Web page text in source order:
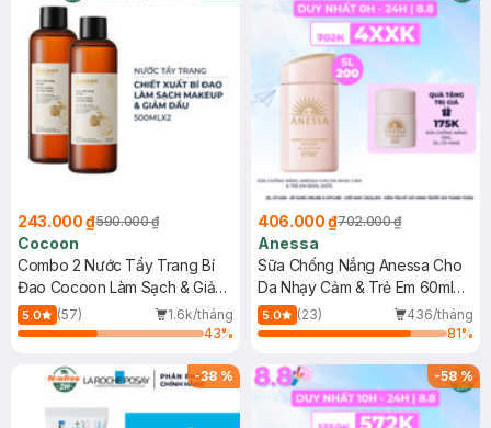
243.000 ₫590.000 ₫
Cocoon
Combo 2 Nước Tẩy Trang Bí
Đao Cocoon Làm Sạch & Giảm
Dầu 500ml
5.0 (57)
1.6k/tháng
43%
406.000 ₫702.000 ₫
Anessa
Sữa Chống Nắng Anessa Cho
Da Nhạy Cảm & Trẻ Em 60ml
(Mới)
5.0 (23)
436/tháng
81%
-38 % -58%